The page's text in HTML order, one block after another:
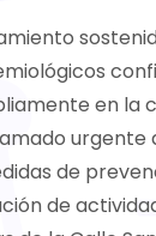
en la
urgente
de
de